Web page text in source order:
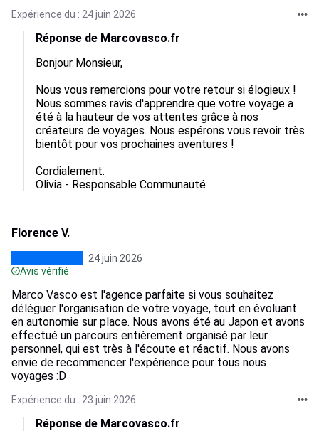
Expérience du : 24 juin 2026
Réponse de Marcovasco.fr
Bonjour Monsieur,
Nous vous remercions pour votre retour si élogieux !
Nous sommes ravis d'apprendre que votre voyage a
été à la hauteur de vos attentes grâce à nos
créateurs de voyages. Nous espérons vous revoir très
bientôt pour vos prochaines aventures !
Cordialement.
Olivia - Responsable Communauté
Florence V.
24 juin 2026
Avis vérifié
Marco Vasco est l'agence parfaite si vous souhaitez
déléguer l'organisation de votre voyage, tout en évoluant
en autonomie sur place. Nous avons été au Japon et avons
effectué un parcours entièrement organisé par leur
personnel, qui est très à l'écoute et réactif. Nous avons
envie de recommencer l'expérience pour tous nous
voyages :D
Expérience du : 23 juin 2026
Réponse de Marcovasco.fr